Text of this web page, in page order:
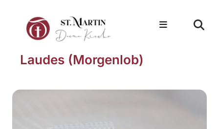
Laudes (Morgenlob)